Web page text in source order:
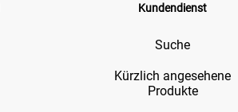
Kundendienst
Suche
Kürzlich angesehene
Produkte